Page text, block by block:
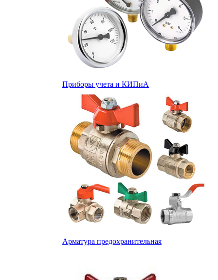
Приборы учета и КИПиА
Арматура предохранительная